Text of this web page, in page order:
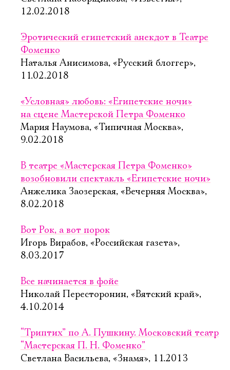
12.02.2018
Эротический египетский анекдот в Театре
Фоменко
Наталья Анисимова, «Русский блоггер»,
11.02.2018
«Условная» любовь: «Египетские ночи»
на сцене Мастерской Петра Фоменко
Мария Наумова, «Типичная Москва»,
9.02.2018
В театре «Мастерская Петра Фоменко»
возобновили спектакль «Египетские ночи»
Анжелика Заозерская, «Вечерняя Москва»,
8.02.2018
Вот Рок, а вот порок
Игорь Вирабов, «Российская газета»,
8.03.2017
Все начинается в фойе
Николай Пересторонин, «Вятский край»,
4.10.2014
“Триптих” по А. Пушкину. Московский театр
“Мастерская П. Н. Фоменко”
Светлана Васильева, «Знамя», 11.2013